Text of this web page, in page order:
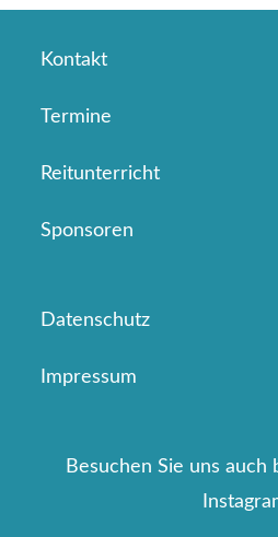
Kontakt
Termine
Reitunterricht
Sponsoren
Datenschutz
Impressum
Besuchen Sie uns auch